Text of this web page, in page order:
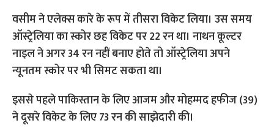
वसीम ने एलेक्स कारे के रूप में तीसरा विकेट लिया। उस समय
ऑस्ट्रेलिया का स्कोर छह विकेट पर 22 रन था। नाथन कूल्टर
नाइल ने अगर 34 रन नहीं बनाए होते तो ऑस्ट्रेलिया अपने
न्यूनतम स्कोर पर भी सिमट सकता था।
इससे पहले पाकिस्तान के लिए आजम और मोहम्मद हफीज (39)
ने दूसरे विकेट के लिए 73 रन की साझेदारी की।